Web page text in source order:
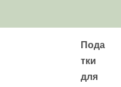
Пода
тки
для